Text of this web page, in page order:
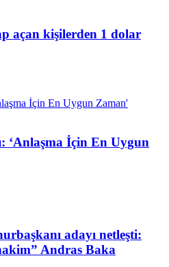
açan kişilerden 1 dolar
‘Anlaşma İçin En Uygun
adayı netleşti:
Andras Baka